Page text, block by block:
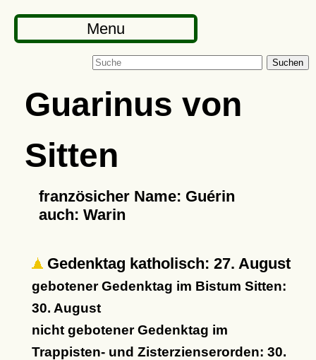
Menu
Suchen
Guarinus von
Sitten
französicher Name: Guérin
auch: Warin
Gedenktag katholisch: 27. August
gebotener Gedenktag im Bistum Sitten:
30. August
nicht gebotener Gedenktag im
Trappisten- und Zisterzienserorden: 30.